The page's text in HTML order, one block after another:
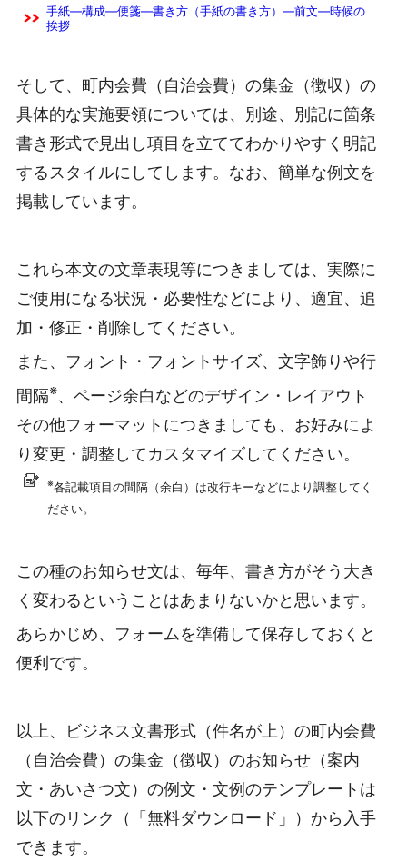
手紙―構成―便箋―書き方（手紙の書き方）―前文―時候の
挨拶
そして、町内会費（自治会費）の集金（徴収）の
具体的な実施要領については、別途、別記に箇条
書き形式で見出し項目を立ててわかりやすく明記
するスタイルにしてします。なお、簡単な例文を
掲載しています。
これら本文の文章表現等につきましては、実際に
ご使用になる状況・必要性などにより、適宜、追
加・修正・削除してください。
また、フォント・フォントサイズ、文字飾りや行
間隔※、ページ余白などのデザイン・レイアウト
その他フォーマットにつきましても、お好みによ
り変更・調整してカスタマイズしてください。
※各記載項目の間隔（余白）は改行キーなどにより調整してく
ださい。
この種のお知らせ文は、毎年、書き方がそう大き
く変わるということはあまりないかと思います。
あらかじめ、フォームを準備して保存しておくと
便利です。
以上、ビジネス文書形式（件名が上）の町内会費
（自治会費）の集金（徴収）のお知らせ（案内
文・あいさつ文）の例文・文例のテンプレートは
以下のリンク（「無料ダウンロード」）から入手
できます。